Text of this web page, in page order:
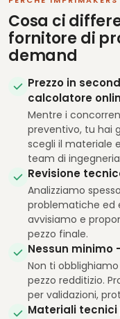
Cosa ci
fornitore di
demand
Prezzo in
calcolatore
Mentre i
preventivo, tu hai
scegli il materiale
team di
Revisione
Analizziamo
problematiche ed
avvisiamo e
pezzo finale.
Nessun minimo
Non ti
pezzo redditizio.
per validazioni,
Materiali